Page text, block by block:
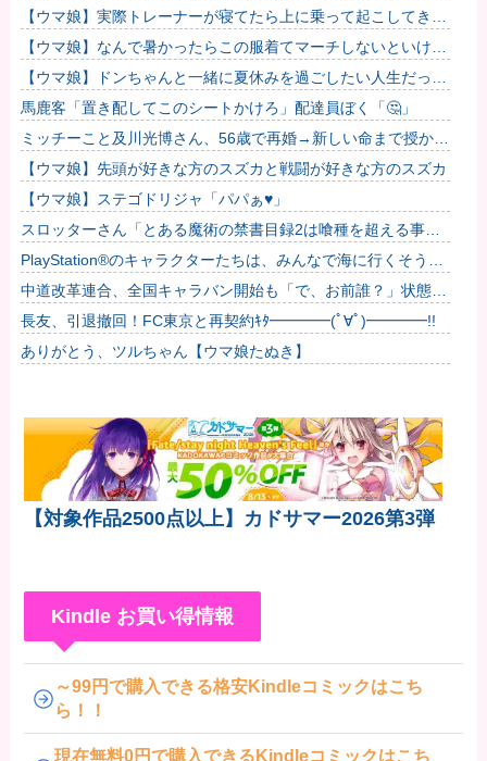
空港職員が蹴り落とす…高性能プラスチック爆弾搭載！
【ウマ娘】実際トレーナーが寝てたら上に乗って起こしてきそ
うなウマ娘
【ウマ娘】なんで暑かったらこの服着てマーチしないといけな
いんだよぉ…
【ウマ娘】ドンちゃんと一緒に夏休みを過ごしたい人生だっ
た…
馬鹿客「置き配してこのシートかけろ」配達員ぼく「🤔」
ミッチーこと及川光博さん、56歳で再婚→新しい命まで授かる
ｗｗｗｗｗ
【ウマ娘】先頭が好きな方のスズカと戦闘が好きな方のスズカ
【ウマ娘】ステゴドリジャ「パパぁ♥」
スロッターさん「とある魔術の禁書目録2は喰種を超える事を
意識して作ってるだけあって、演出・ゲーム性は東京喰種より
も良い」...
PlayStation®のキャラクターたちは、みんなで海に行くそうで
すよ?他
中道改革連合、全国キャラバン開始も「で、お前誰？」状態ｗ
ｗｗｗｗ
長友、引退撤回！FC東京と再契約ｷﾀ━━━━(ﾟ∀ﾟ)━━━━!!
ありがとう、ツルちゃん【ウマ娘たぬき】
【対象作品2500点以上】カドサマー2026第3弾
Kindle お買い得情報
～99円で購入できる格安Kindleコミックはこち
ら！！
現在無料0円で購入できるKindleコミックはこち